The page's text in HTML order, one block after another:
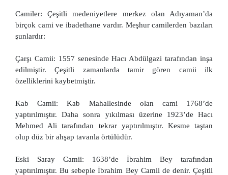
Camiler: Çeşitli medeniyetlere merkez olan Adıyaman’da
birçok cami ve ibadethane vardır. Meşhur camilerden bazıları
şunlardır:
Çarşı Camii: 1557 senesinde Hacı Abdülgazi tarafından inşa
edilmiştir. Çeşitli zamanlarda tamir gören camii ilk
özelliklerini kaybetmiştir.
Kab Camii: Kab Mahallesinde olan cami 1768’de
yaptırılmıştır. Daha sonra yıkılması üzerine 1923’de Hacı
Mehmed Ali tarafından tekrar yaptırılmıştır. Kesme taştan
olup düz bir ahşap tavanla örtülüdür.
Eski Saray Camii: 1638’de İbrahim Bey tarafından
yaptırılmıştır. Bu sebeple İbrahim Bey Camii de denir. Çeşitli